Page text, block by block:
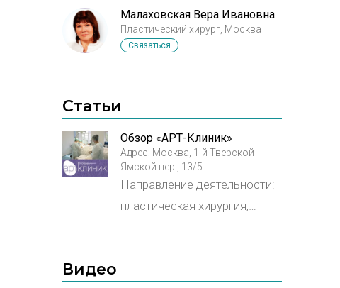
Малаховская Вера Ивановна
Пластический хирург, Москва
Связаться
Статьи
Обзор «АРТ-Клиник»
Адрес: Москва, 1-й Тверской
Ямской пер., 13/5.
Направление деятельности:
пластическая хирургия,
Видео